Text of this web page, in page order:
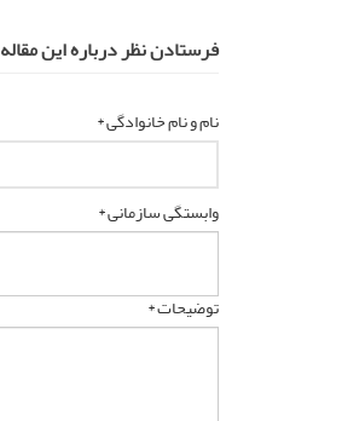
فرستادن نظر درباره این مقاله
نام و نام خانوادگی *
وابستگی سازمانی *
توضیحات *